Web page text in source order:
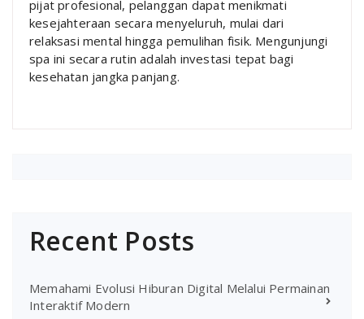
pijat profesional, pelanggan dapat menikmati
kesejahteraan secara menyeluruh, mulai dari
relaksasi mental hingga pemulihan fisik. Mengunjungi
spa ini secara rutin adalah investasi tepat bagi
kesehatan jangka panjang.
Recent Posts
Memahami Evolusi Hiburan Digital Melalui Permainan
Interaktif Modern